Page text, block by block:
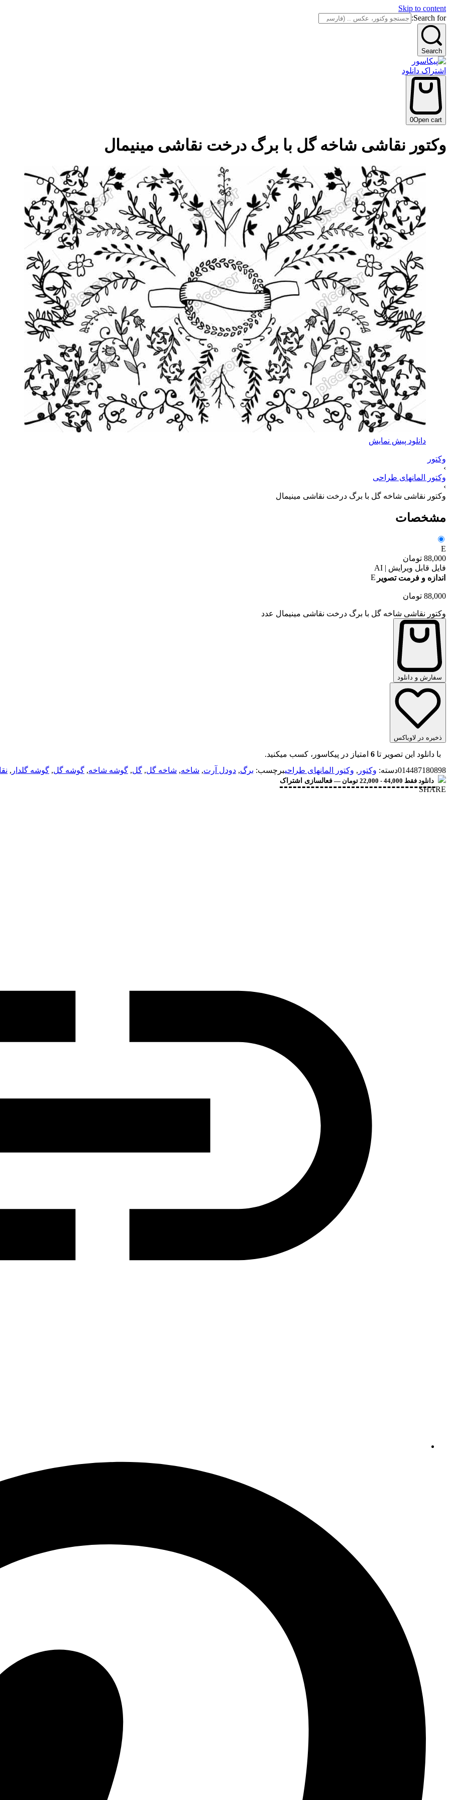
Skip to content
Search for:
Search
اشتراک دانلود
0Open cart
وکتور نقاشی شاخه گل با برگ درخت نقاشی مینیمال
دانلود پیش نمایش
وکتور
›
وکتور المانهای طراحی
›
وکتور نقاشی شاخه گل با برگ درخت نقاشی مینیمال
مشخصات
E
88,000 تومان
فایل قابل ویرایش | AI
اندازه و فرمت تصویر E
88,000 تومان
وکتور نقاشی شاخه گل با برگ درخت نقاشی مینیمال عدد
سفارش و دانلود
ذخیره در لاوباکس
با دانلود این تصویر تا 6 امتیاز در پیکاسور، کسب میکنید.
014487180898دسته: وکتور , وکتور المانهای طراحیبرچسب: برگ, دودل آرت, شاخه, شاخه گل, گل, گوشه شاخه, گوشه گل, گوشه گلدار ,
دانلود فقط 44,000 - 22,000 تومان — فعالسازی اشتراک
SHARE